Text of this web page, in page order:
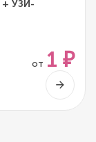
+ УЗИ-
от 1 ₽